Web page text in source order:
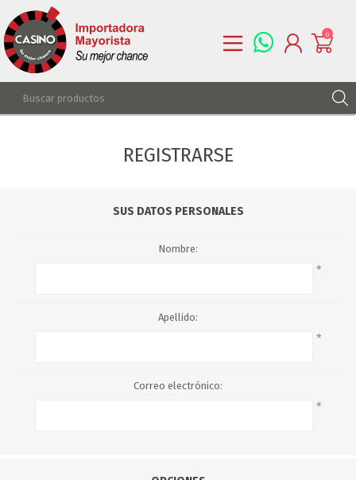
0
REGISTRARSE
SUS DATOS PERSONALES
Nombre:
*
Apellido:
*
Correo electrónico:
*